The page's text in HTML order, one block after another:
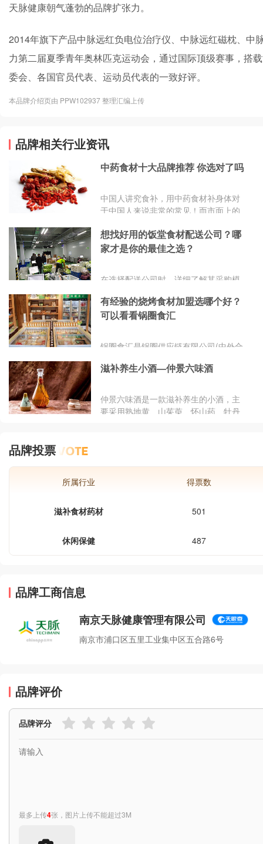
天脉健康朝气蓬勃的品牌扩张力。
2014年旗下产品中脉远红负电位治疗仪、中脉远红磁枕、
力第二届夏季青年奥林匹克运动会，通过国际顶级赛事，搭
委会、各国官员代表、运动员代表的一致好评。
本品牌介绍页由 PPW102937 整理汇编上传
品牌相关行业资讯
中药食材十大品牌推荐 你选对了吗
中国人讲究食补，用中药食材补身体对
于中国人来说非常的常见！而市面上的
由小编来为大家分享一下中药食材有哪
些品牌，一起来看看吧！
想找好用的饭堂食材配送公司？哪
家才是你的最佳之选？
在选择配送公司时，详细了解其采购模
价，选择能真正降低成本的合作伙伴。
考察配送公司的品控流程和保鲜措施，
确保食材品质。与配送公司明确配送时
诺的公司。综合来看，净菜郎在成本、
家可通过小程序搜索净菜郎，进一步了
解其服务。
有经验的烧烤食材加盟选哪个好？
可以看看锅圈食汇
锅圈食汇是锅圈供应链有限公司(中外合
年，是国内知名的火锅烧烤食材品牌，
热、中餐预制菜、生鲜、净菜、饮品、
小吃、休闲零食、调味品、火锅器具、
滋补养生小酒—仲景六味酒
仲景六味酒是一款滋补养生的小酒，主
要采用熟地黄、山茱萸、怀山药、牡丹
人的养生需求，适量常饮能够增强体
品牌投票
所属行业 得票数
滋补食材药材 501
休闲保健 487
品牌工商信息
南京天脉健康管理有限公司
南京市浦口区五里工业集中区五合路6号
品牌评价
品牌评分
最多上传4张，图片上传不能超过3M